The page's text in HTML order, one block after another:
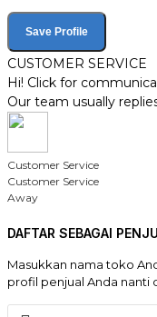
Save Profile
CUSTOMER SERVICE
Hi! Click for
Our team usually
Customer Service
Customer Service
Away
DAFTAR SEBAGAI
Masukkan nama toko
profil penjual Anda nanti